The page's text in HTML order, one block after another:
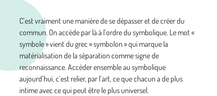
C’est vraiment une manière de se dépasser et de créer du
commun. On accède par là à l’ordre du symbolique. Le mot «
symbole » vient du grec « symbolon » qui marque la
matérialisation de la séparation comme signe de
reconnaissance. Accéder ensemble au symbolique
aujourd’hui, c’est relier, par l’art, ce que chacun a de plus
intime avec ce qui peut être le plus universel.